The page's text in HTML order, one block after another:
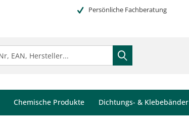
Persönliche Fachberatung
Chemische Produkte Dichtungs- & Klebebänder